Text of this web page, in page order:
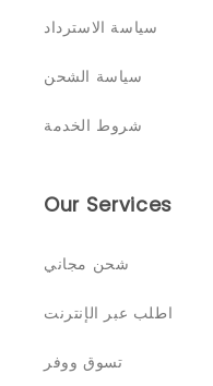
سياسة الاسترداد
سياسة الشحن
شروط الخدمة
Our Services
شحن مجاني
اطلب عبر الإنترنت
تسوق ووفر